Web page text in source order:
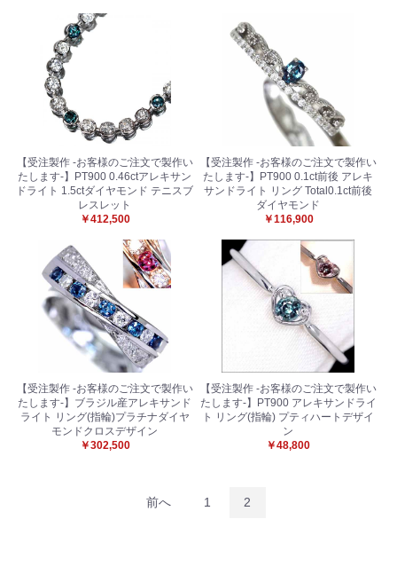
【受注製作 -お客様のご注文で製作い
たします-】PT900 0.46ctアレキサン
ドライト 1.5ctダイヤモンド テニスブ
レスレット
￥412,500
【受注製作 -お客様のご注文で製作い
たします-】PT900 0.1ct前後 アレキ
サンドライト リング Total0.1ct前後
ダイヤモンド
￥116,900
【受注製作 -お客様のご注文で製作い
たします-】ブラジル産アレキサンド
ライト リング(指輪)プラチナダイヤ
モンドクロスデザイン
￥302,500
【受注製作 -お客様のご注文で製作い
たします-】PT900 アレキサンドライ
ト リング(指輪) プティハートデザイ
ン
￥48,800
お買い物を続ける カートへ進む
前へ 1 2